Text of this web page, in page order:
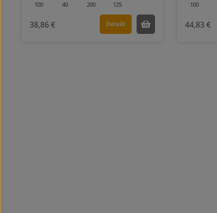
100 40 200 125
38,86 € Details
100
44,83 €